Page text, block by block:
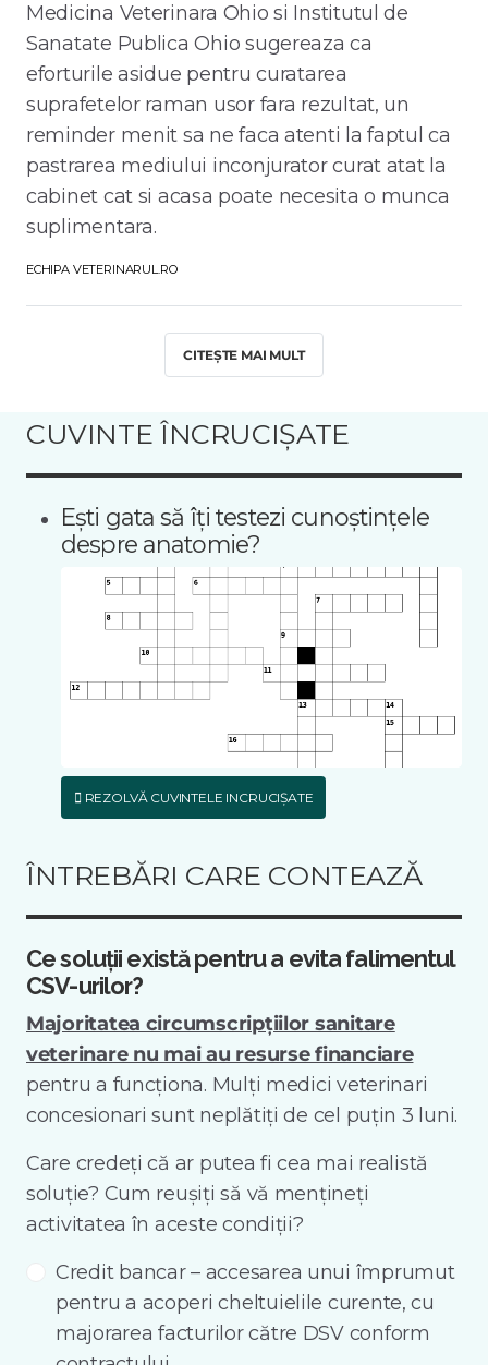
Medicina Veterinara Ohio si Institutul de
Sanatate Publica Ohio sugereaza ca
eforturile asidue pentru curatarea
suprafetelor raman usor fara rezultat, un
reminder menit sa ne faca atenti la faptul ca
pastrarea mediului inconjurator curat atat la
cabinet cat si acasa poate necesita o munca
suplimentara.
ECHIPA VETERINARUL.RO
CITEȘTE MAI MULT
CUVINTE ÎNCRUCIȘATE
Ești gata să îți testezi cunoștințele
despre anatomie?
REZOLVĂ CUVINTELE INCRUCIȘATE
ÎNTREBĂRI CARE CONTEAZĂ
Ce soluții există pentru a evita falimentul
CSV-urilor?
Majoritatea circumscripțiilor sanitare
veterinare nu mai au resurse financiare
pentru a funcționa. Mulți medici veterinari
concesionari sunt neplătiți de cel puțin 3 luni.
Care credeți că ar putea fi cea mai realistă
soluție? Cum reușiți să vă mențineți
activitatea în aceste condiții?
Credit bancar – accesarea unui împrumut
pentru a acoperi cheltuielile curente, cu
majorarea facturilor către DSV conform